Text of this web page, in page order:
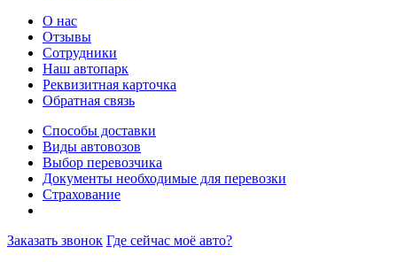
О нас
Отзывы
Сотрудники
Наш автопарк
Реквизитная карточка
Обратная связь
Способы доставки
Виды автовозов
Выбор перевозчика
Документы необходимые для перевозки
Страхование
Заказать звонок Где сейчас моё авто?